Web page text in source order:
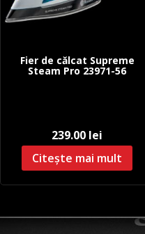
Fier de călcat Supreme
Steam Pro 23971-56
239.00 lei
Citește mai mult